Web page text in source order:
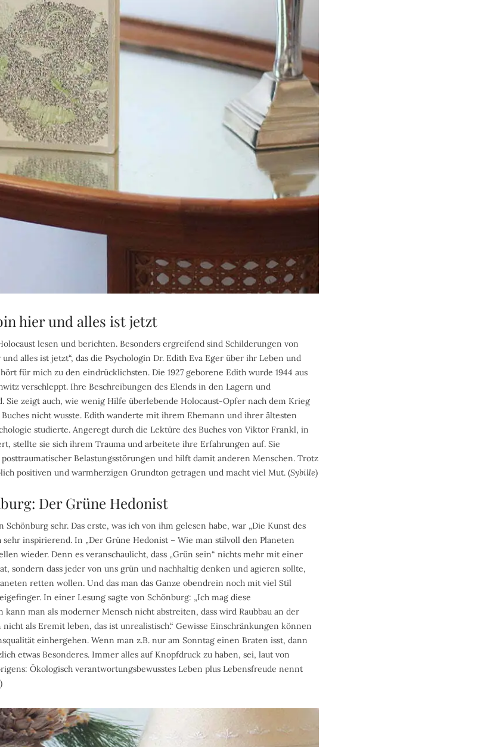
hier und alles ist jetzt
lesen und berichten. Besonders ergreifend sind Schilderungen von
alles ist jetzt“, das die Psychologin Dr. Edith Eva Eger über ihr Leben und
für mich zu den eindrücklichsten. Die 1927 geborene Edith wurde 1944 aus
verschleppt. Ihre Beschreibungen des Elends in den Lagern und
Sie zeigt auch, wie wenig Hilfe überlebende Holocaust-Opfer nach dem Krieg
nicht wusste. Edith wanderte mit ihrem Ehemann und ihrer ältesten
studierte. Angeregt durch die Lektüre des Buches von Viktor Frankl, in
stellte sie sich ihrem Trauma und arbeitete ihre Erfahrungen auf. Sie
Belastungsstörungen und hilft damit anderen Menschen. Trotz
positiven und warmherzigen Grundton getragen und macht viel Mut. (Sybille)
Der Grüne Hedonist
sehr. Das erste, was ich von ihm gelesen habe, war „Die Kunst des
sehr inspirierend. In „Der Grüne Hedonist – Wie man stilvoll den Planeten
wieder. Denn es veranschaulicht, dass „Grün sein“ nichts mehr mit einer
sondern dass jeder von uns grün und nachhaltig denken und agieren sollte,
retten wollen. Und das man das Ganze obendrein noch mit viel Stil
In einer Lesung sagte von Schönburg: „Ich mag diese
man als moderner Mensch nicht abstreiten, dass wird Raubbau an der
als Eremit leben, das ist unrealistisch.“ Gewisse Einschränkungen können
einhergehen. Wenn man z.B. nur am Sonntag einen Braten isst, dann
etwas Besonderes. Immer alles auf Knopfdruck zu haben, sei, laut von
Ökologisch verantwortungsbewusstes Leben plus Lebensfreude nennt
)